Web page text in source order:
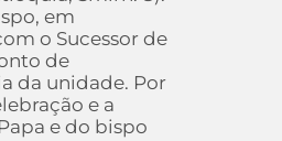
em
o Sucessor de
de
da unidade. Por
e a
e do bispo